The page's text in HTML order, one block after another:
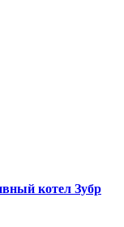
котел Зубр